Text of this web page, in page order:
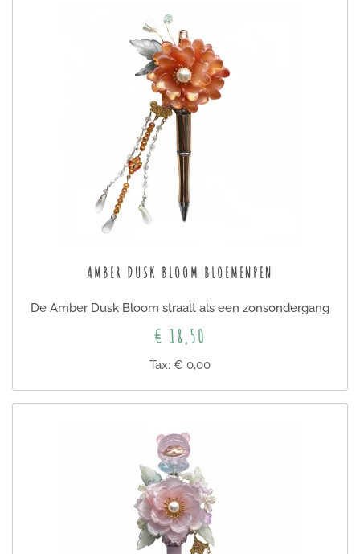
AMBER DUSK BLOOM BLOEMENPEN
De Amber Dusk Bloom straalt als een zonsondergang
€ 18,50
Tax: € 0,00